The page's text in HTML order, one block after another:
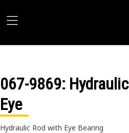
067-9869:
Eye
Hydraulic Rod with Eye Bearing